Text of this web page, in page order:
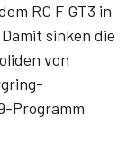
RC F GT3 in
sinken die
von
Programm